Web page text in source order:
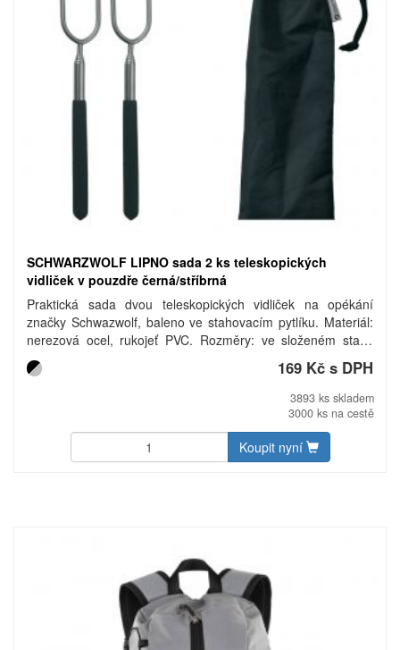
SCHWARZWOLF LIPNO sada 2 ks teleskopických
vidliček v pouzdře černá/stříbrná
Praktická sada dvou teleskopických vidliček na opékání
značky Schwazwolf, baleno ve stahovacím pytlíku. Materiál:
nerezová ocel, rukojeť PVC. Rozměry: ve složeném stavu
24,5 cm, v rozloženém stavu 86 cm. Uhlíková stopa: gCO2
e1214.
169 Kč s DPH
3893 ks skladem
3000 ks na cestě
Koupit nyní